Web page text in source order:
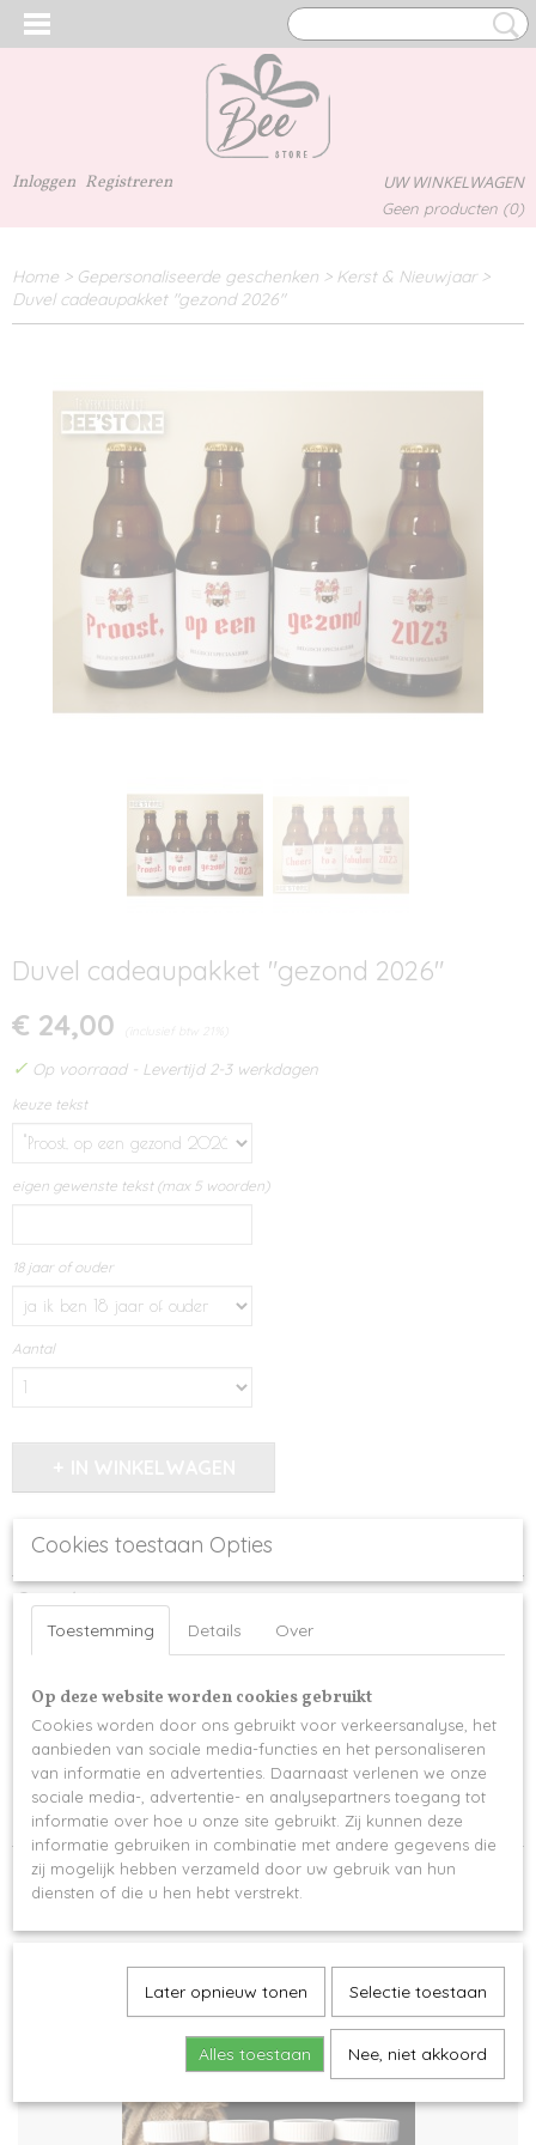
Inloggen Registreren UW WINKELWAGEN
Geen producten (0)
Home > Gepersonaliseerde geschenken > Kerst & Nieuwjaar>
Duvel cadeaupakket "gezond 2026"
Duvel cadeaupakket "gezond 2026"
€ 24,00 (inclusief btw 21%)
✓ Op voorraad - Levertijd 2-3 werkdagen
keuze tekst
eigen gewenste tekst (max 5 woorden)
18 jaar of ouder
Aantal
Specificaties
Productcode
670-13852
Omschrijving
Een gepersonaliseerd DUVEL cadeauset
2026"
Liever een andere tekst? Dat kan! -> meerprijs
Inhoud 33 cl / flesje
levertijd 2-3 werkdagen
Ook interessant
Cookies toestaan Opties
Toestemming Details Over
Op deze website worden cookies gebruikt
Cookies worden door ons gebruikt voor verkeersanalyse, het
aanbieden van sociale media-functies en het personaliseren
van informatie en advertenties. Daarnaast verlenen we onze
sociale media-, advertentie- en analysepartners toegang tot
informatie over hoe u onze site gebruikt. Zij kunnen deze
informatie gebruiken in combinatie met andere gegevens die
zij mogelijk hebben verzameld door uw gebruik van hun
diensten of die u hen hebt verstrekt.
Later opnieuw tonen Selectie toestaan
Alles toestaan Nee, niet akkoord